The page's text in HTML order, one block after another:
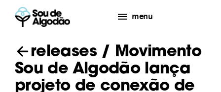
menu
releases/ Movimento
Sou de Algodão lança
projeto de conexão de